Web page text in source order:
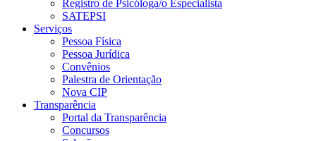
Registro de Psicóloga/o Especialista
SATEPSI
Serviços
Pessoa Física
Pessoa Jurídica
Convênios
Palestra de Orientação
Nova CIP
Transparência
Portal da Transparência
Concursos